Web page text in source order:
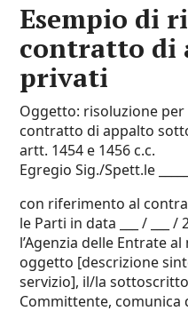
Esempio di
contratto di
privati
Oggetto: risoluzione
contratto di appalto
artt. 1454 e 1456 c.c.
Egregio Sig./Spett.le
con riferimento al
le Parti in data ___ / ___
l’Agenzia delle Entrate al
oggetto [descrizione
servizio], il/la
Committente, comunica